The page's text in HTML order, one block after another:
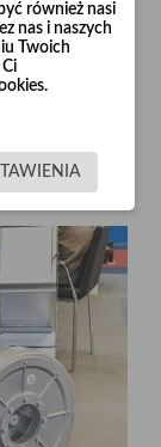
powietrza
również nasi
nas i naszych
Twoich